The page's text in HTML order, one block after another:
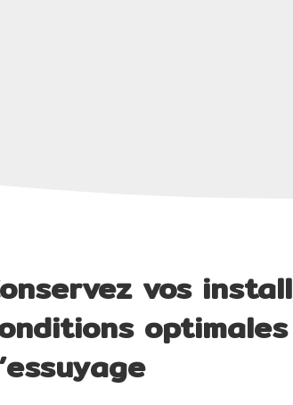
vos